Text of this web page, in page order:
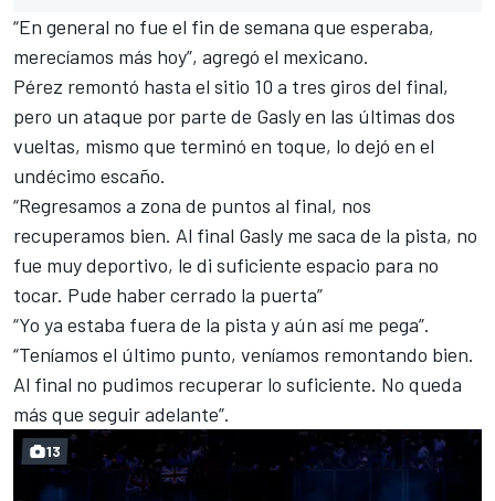
“En general no fue el fin de semana que esperaba,
merecíamos más hoy”, agregó el mexicano.
Pérez remontó hasta el sitio 10 a tres giros del final,
pero un ataque por parte de Gasly en las últimas dos
vueltas, mismo que terminó en toque, lo dejó en el
undécimo escaño.
“Regresamos a zona de puntos al final, nos
recuperamos bien. Al final Gasly me saca de la pista, no
fue muy deportivo, le di suficiente espacio para no
tocar. Pude haber cerrado la puerta”
“Yo ya estaba fuera de la pista y aún así me pega”.
“Teníamos el último punto, veníamos remontando bien.
Al final no pudimos recuperar lo suficiente. No queda
más que seguir adelante”.
13